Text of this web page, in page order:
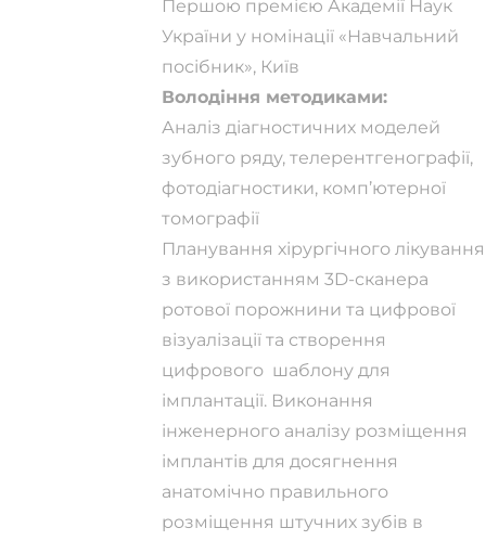
Першою премією Академії Наук
України у номінації «Навчальний
посібник», Київ
Володіння методиками:
Аналіз діагностичних моделей
зубного ряду, телерентгенографії,
фотодіагностики, комп’ютерної
томографії
Планування хірургічного лікування
з використанням 3D-сканера
ротової порожнини та цифрової
візуалізації та створення
цифрового шаблону для
імплантації. Виконання
інженерного аналізу розміщення
імплантів для досягнення
анатомічно правильного
розміщення штучних зубів в